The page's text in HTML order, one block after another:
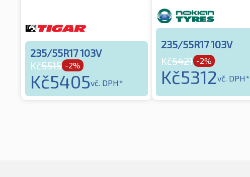
235/55R17 103V
Kč5515 -2%
Kč5405vč. DPH*
235/55R17 103V
Kč5421 -2%
Kč5312vč. DPH*